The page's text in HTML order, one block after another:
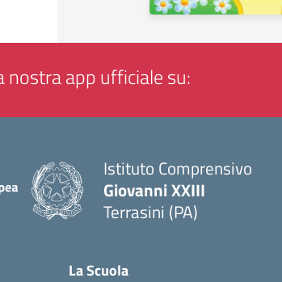
nostra app ufficiale su:
Istituto Comprensivo
Giovanni XXIII
Terrasini (PA)
La Scuola